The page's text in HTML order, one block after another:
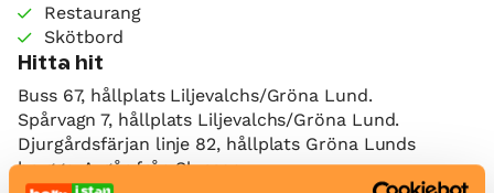
Restaurang
Skötbord
Hitta hit
Buss 67, hållplats Liljevalchs/Gröna Lund.
Spårvagn 7, hållplats Liljevalchs/Gröna Lund.
Djurgårdsfärjan linje 82, hållplats Gröna Lunds
brygga. Avgår från Slussen.